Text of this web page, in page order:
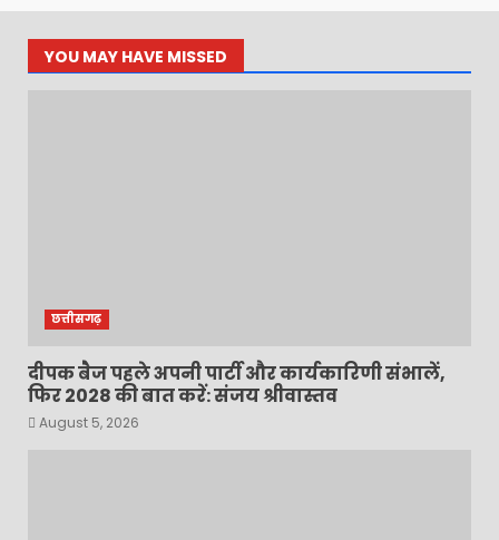
YOU MAY HAVE MISSED
छत्तीसगढ़
दीपक बैज पहले अपनी पार्टी और कार्यकारिणी संभालें,
फिर 2028 की बात करें: संजय श्रीवास्तव
August 5, 2026